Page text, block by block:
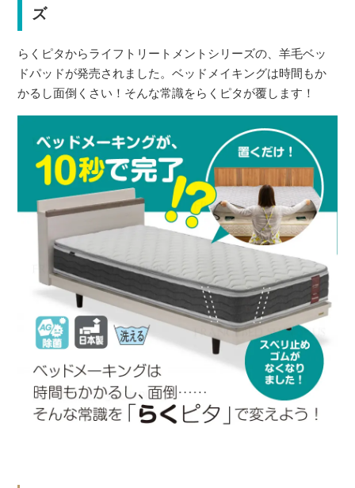
ズ
らくピタからライフトリートメントシリーズの、羊毛ベッ
ドパッドが発売されました。ベッドメイキングは時間もか
かるし面倒くさい！そんな常識をらくピタが覆します！